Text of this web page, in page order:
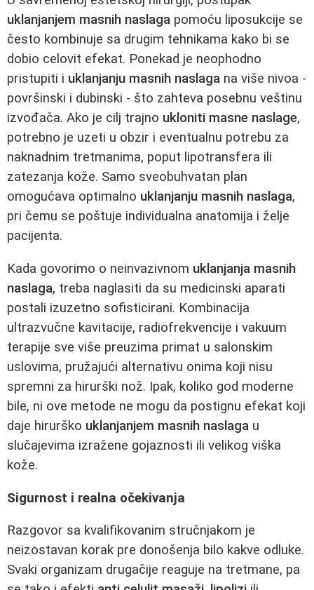
uklanjanjem masnih naslaga pomoću liposukcije se
često kombinuje sa drugim tehnikama kako bi se
dobio celovit efekat. Ponekad je neophodno
pristupiti i uklanjanju masnih naslaga na više nivoa -
površinski i dubinski - što zahteva posebnu veštinu
izvođača. Ako je cilj trajno ukloniti masne naslage,
potrebno je uzeti u obzir i eventualnu potrebu za
naknadnim tretmanima, poput lipotransfera ili
zatezanja kože. Samo sveobuhvatan plan
omogućava optimalno uklanjanju masnih naslaga,
pri čemu se poštuje individualna anatomija i želje
pacijenta.
Kada govorimo o neinvazivnom uklanjanja masnih
naslaga, treba naglasiti da su medicinski aparati
postali izuzetno sofisticirani. Kombinacija
ultrazvučne kavitacije, radiofrekvencije i vakuum
terapije sve više preuzima primat u salonskim
uslovima, pružajući alternativu onima koji nisu
spremni za hirurški nož. Ipak, koliko god moderne
bile, ni ove metode ne mogu da postignu efekat koji
daje hirurško uklanjanjem masnih naslaga u
slučajevima izražene gojaznosti ili velikog viška
kože.
Sigurnost i realna očekivanja
Razgovor sa kvalifikovanim stručnjakom je
neizostavan korak pre donošenja bilo kakve odluke.
Svaki organizam drugačije reaguje na tretmane, pa